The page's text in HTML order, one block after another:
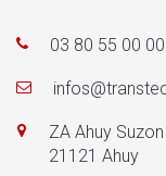
03 80 55 00 00
ZA Ahuy
21121 Ahuy